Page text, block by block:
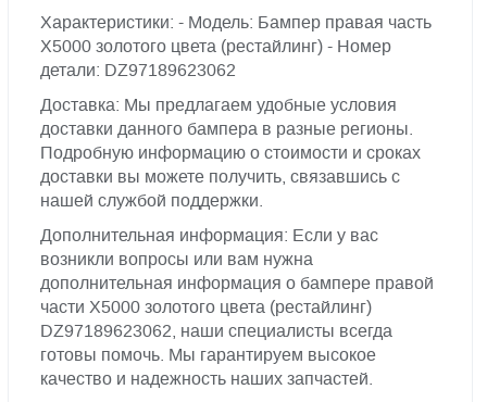
Характеристики: - Модель: Бампер правая часть
X5000 золотого цвета (рестайлинг) - Номер
детали: DZ97189623062
Доставка: Мы предлагаем удобные условия
доставки данного бампера в разные регионы.
Подробную информацию о стоимости и сроках
доставки вы можете получить, связавшись с
нашей службой поддержки.
Дополнительная информация: Если у вас
возникли вопросы или вам нужна
дополнительная информация о бампере правой
части X5000 золотого цвета (рестайлинг)
DZ97189623062, наши специалисты всегда
готовы помочь. Мы гарантируем высокое
качество и надежность наших запчастей.